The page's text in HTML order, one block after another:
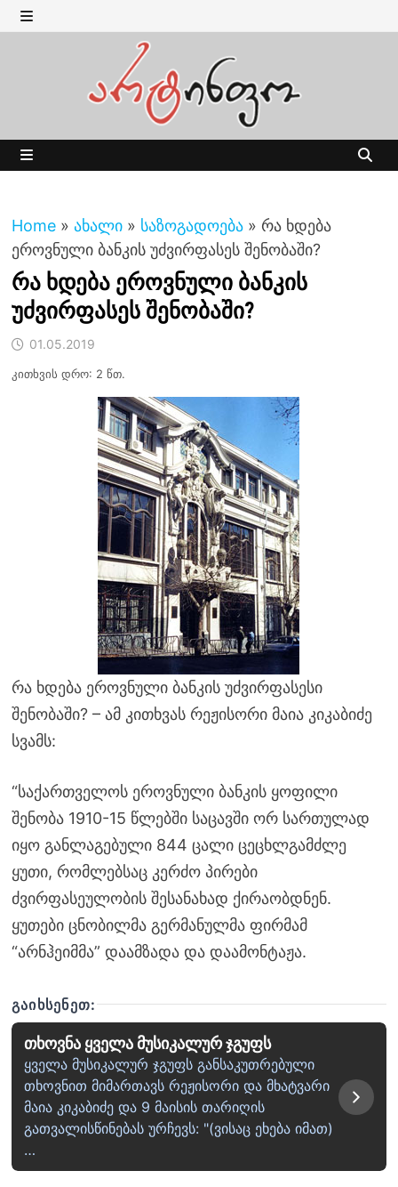
Skip
to MENU
Home » ახალი » საზოგადოება » რა ხდება
ეროვნული ბანკის უძვირფასეს შენობაში?
რა ხდება ეროვნული ბანკის
უძვირფასეს შენობაში?
01.05.2019
კითხვის დრო: 2 წთ.
რა ხდება ეროვნული ბანკის უძვირფასესი
შენობაში? – ამ კითხვას რეჟისორი მაია კიკაბიძე
სვამს:
“საქართველოს ეროვნული ბანკის ყოფილი
შენობა 1910-15 წლებში საცავში ორ სართულად
იყო განლაგებული 844 ცალი ცეცხლგამძლე
ყუთი, რომლებსაც კერძო პირები
ძვირფასეულობის შესანახად ქირაობდნენ.
ყუთები ცნობილმა გერმანულმა ფირმამ
“არნჰეიმმა” დაამზადა და დაამონტაჟა.
ᲒᲐᲘᲮᲡᲔᲜᲔᲗ:
თხოვნა ყველა მუსიკალურ ჯგუფს
ყველა მუსიკალურ ჯგუფს განსაკუთრებული
თხოვნით მიმართავს რეჟისორი და მხატვარი
მაია კიკაბიძე და 9 მაისის თარიღის
გათვალისწინებას ურჩევს: "(ვისაც ეხება იმათ)
…